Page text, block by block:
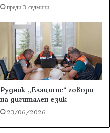
преди 3 седмици
Рудник „Елаците“ говори
на дигитален език
23/06/2026